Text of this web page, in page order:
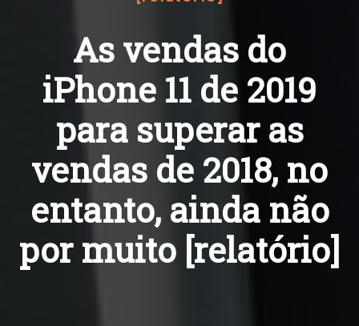
As vendas do
iPhone 11 de 2019
para superar as
vendas de 2018, no
entanto, ainda não
por muito [relatório]